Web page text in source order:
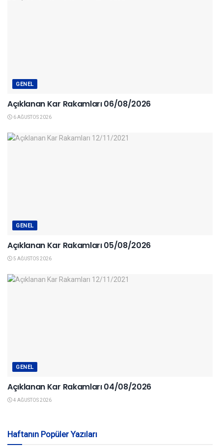
GENEL
Açıklanan Kar Rakamları 06/08/2026
6 AĞUSTOS 2026
GENEL
Açıklanan Kar Rakamları 05/08/2026
5 AĞUSTOS 2026
GENEL
Açıklanan Kar Rakamları 04/08/2026
4 AĞUSTOS 2026
Haftanın Popüler Yazıları